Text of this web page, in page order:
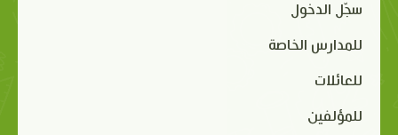
سجّل الدخول
للمدارس الخاصة
للعائلات
للمؤلفين